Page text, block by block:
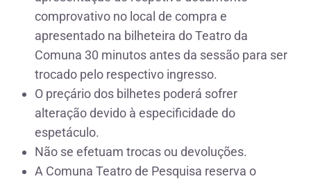
comprovativo no local de compra e
apresentado na bilheteira do Teatro da
Comuna 30 minutos antes da sessão para ser
trocado pelo respectivo ingresso.
O preçário dos bilhetes poderá sofrer
alteração devido à especificidade do
espetáculo.
Não se efetuam trocas ou devoluções.
A Comuna Teatro de Pesquisa reserva o